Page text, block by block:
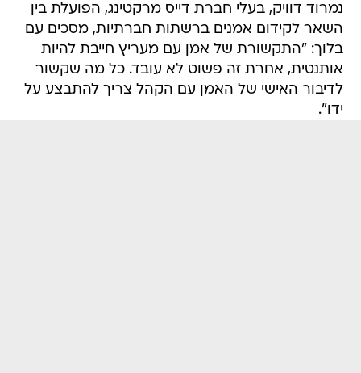
נמרוד דוויק, בעלי חברת דייס מרקטינג, הפועלת בין
השאר לקידום אמנים ברשתות חברתיות, מסכים עם
בלוך: "התקשורת של אמן עם מעריץ חייבת להיות
אותנטית, אחרת זה פשוט לא עובד. כל מה שקשור
לדיבור האישי של האמן עם הקהל צריך להתבצע על
ידו".